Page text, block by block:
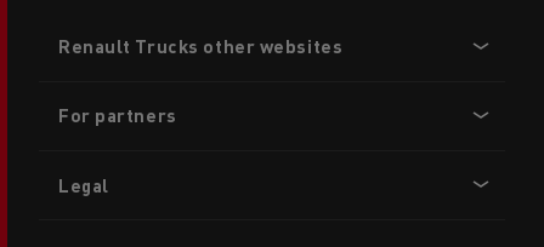
menu
Renault Trucks other websites
For partners
Legal